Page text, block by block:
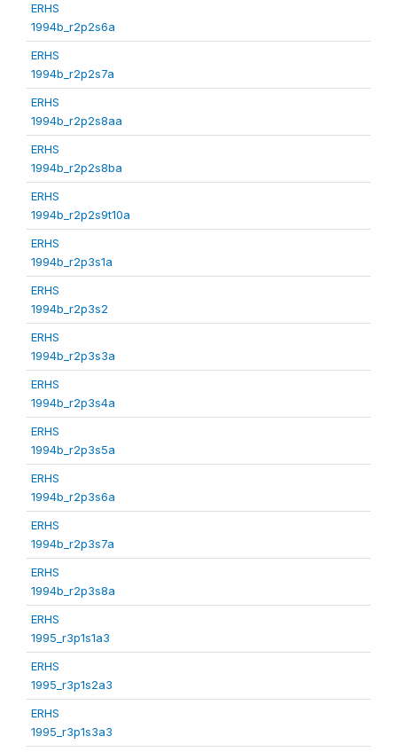
ERHS
1994b_r2p2s6a
ERHS
1994b_r2p2s7a
ERHS
1994b_r2p2s8aa
ERHS
1994b_r2p2s8ba
ERHS
1994b_r2p2s9t10a
ERHS
1994b_r2p3s1a
ERHS
1994b_r2p3s2
ERHS
1994b_r2p3s3a
ERHS
1994b_r2p3s4a
ERHS
1994b_r2p3s5a
ERHS
1994b_r2p3s6a
ERHS
1994b_r2p3s7a
ERHS
1994b_r2p3s8a
ERHS
1995_r3p1s1a3
ERHS
1995_r3p1s2a3
ERHS
1995_r3p1s3a3